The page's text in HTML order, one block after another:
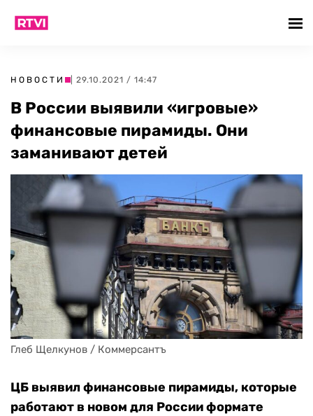
НОВОСТИ | 29.10.2021 / 14:47
В России выявили «игровые»
финансовые пирамиды. Они
заманивают детей
Глеб Щелкунов / Коммерсантъ
ЦБ выявил финансовые пирамиды, которые
работают в новом для России формате